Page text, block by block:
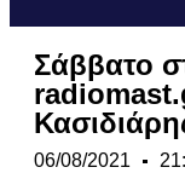
Σάββατο
06/08/2021